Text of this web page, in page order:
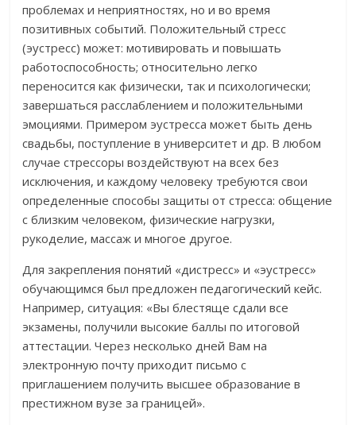
проблемах и неприятностях, но и во время
позитивных событий. Положительный стресс
(эустресс) может: мотивировать и повышать
работоспособность; относительно легко
переносится как физически, так и психологически;
завершаться расслаблением и положительными
эмоциями. Примером эустресса может быть день
свадьбы, поступление в университет и др. В любом
случае стрессоры воздействуют на всех без
исключения, и каждому человеку требуются свои
определенные способы защиты от стресса: общение
с близким человеком, физические нагрузки,
рукоделие, массаж и многое другое.
Для закрепления понятий «дистресс» и «эустресс»
обучающимся был предложен педагогический кейс.
Например, ситуация: «Вы блестяще сдали все
экзамены, получили высокие баллы по итоговой
аттестации. Через несколько дней Вам на
электронную почту приходит письмо с
приглашением получить высшее образование в
престижном вузе за границей».